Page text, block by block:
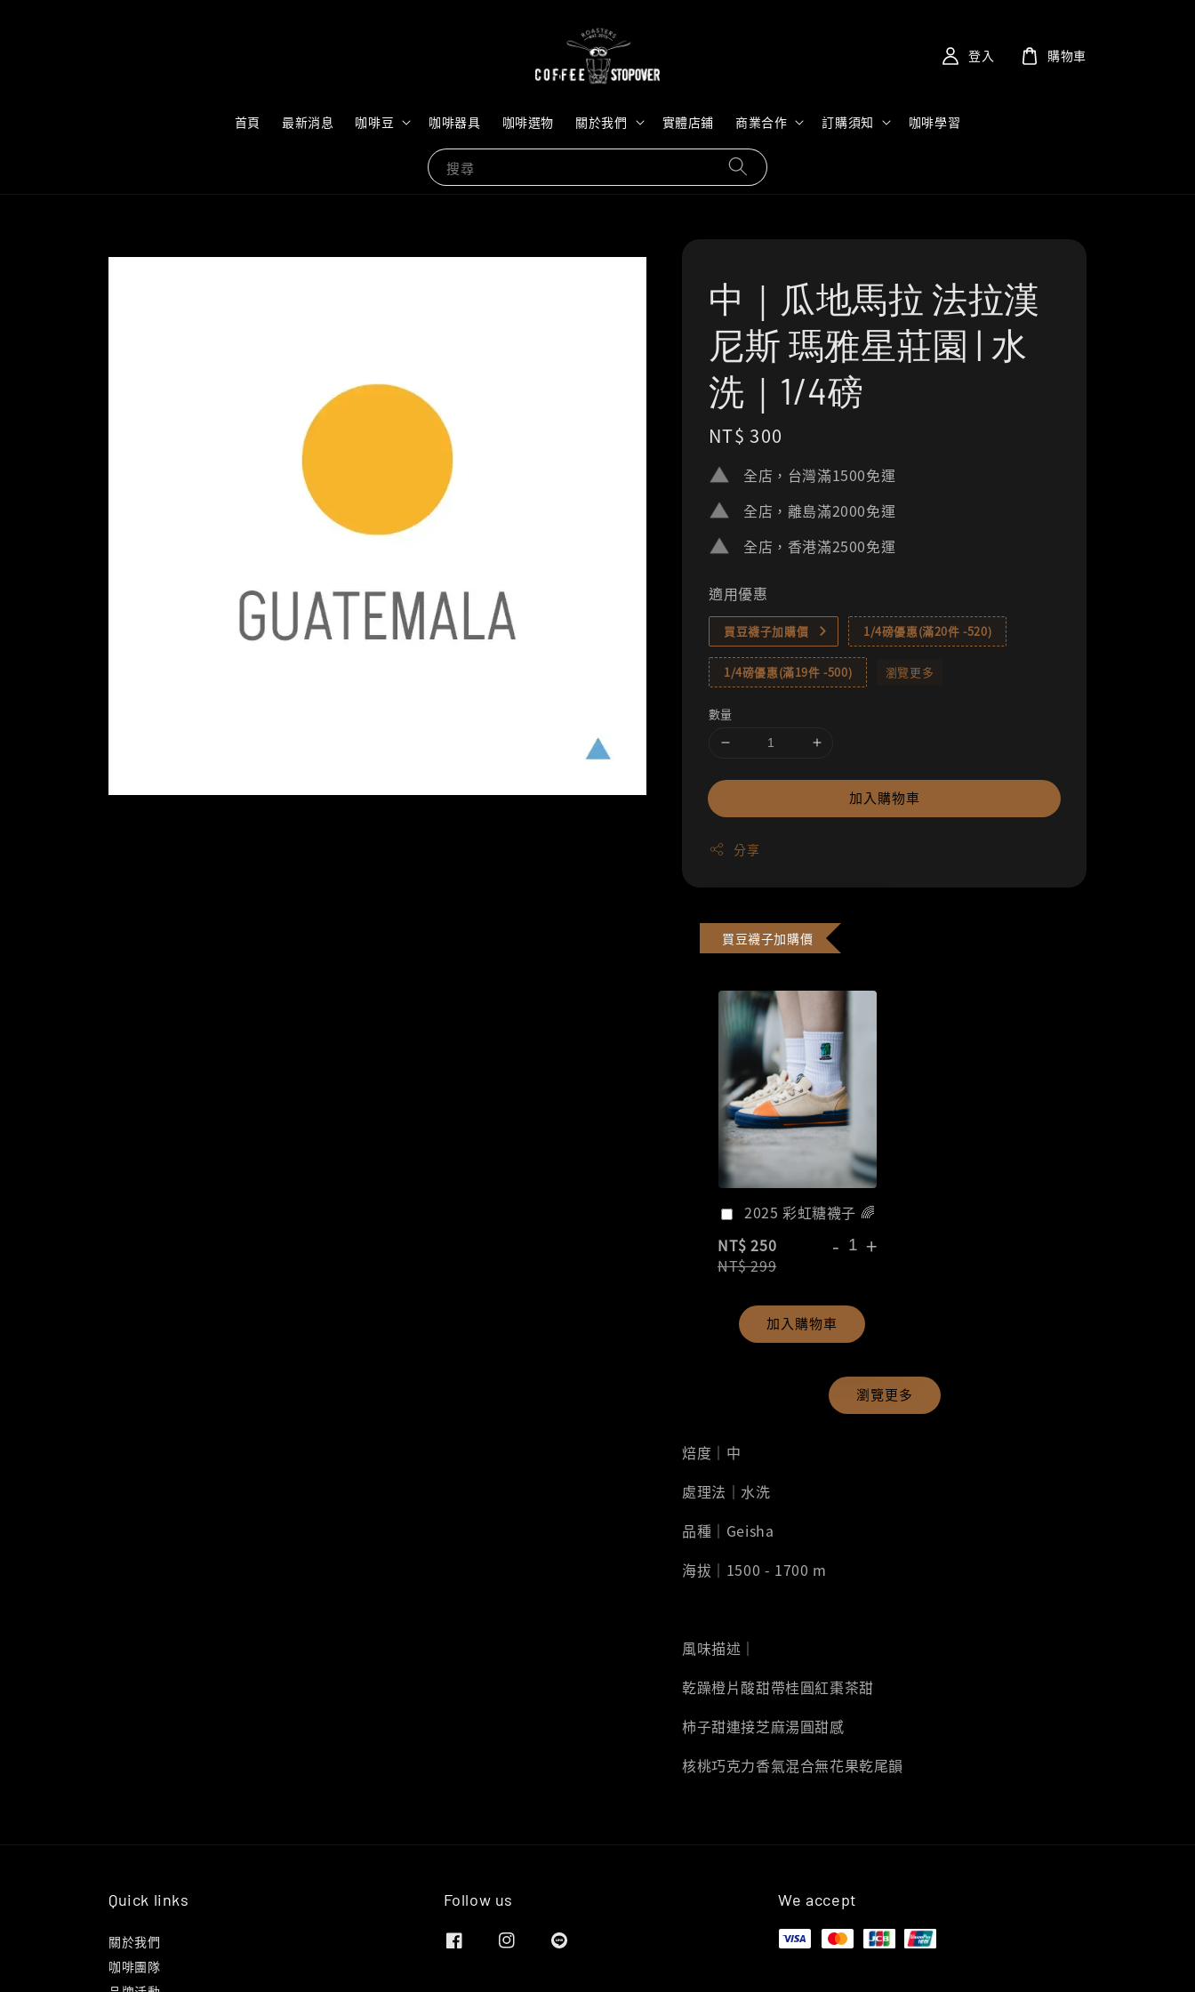
搜尋
首頁 最新消息 咖啡豆 咖啡器具 咖啡選物 關於我們 實體店鋪 商業合作 訂購須知 咖啡學習
登入 購物車
中｜瓜地馬拉 法拉漢
尼斯 瑪雅星莊園 | 水
洗｜1/4磅
Regular
price
NT$ 300
全店，台灣滿1500免運
全店，離島滿2000免運
全店，香港滿2500免運
適用優惠
買豆襪子加購價 1/4磅優惠(滿20件 -520)
1/4磅優惠(滿19件 -500) 瀏覽更多
數量
加入購物車
分享
買豆襪子加購價
2025 彩虹糖襪子 🌈
NT$ 250
NT$ 299
- +
加入購物車
瀏覽更多
焙度｜中
處理法｜水洗
品種｜Geisha
海拔｜1500 - 1700 m
風味描述｜
乾躁橙片酸甜帶桂圓紅棗茶甜
柿子甜連接芝麻湯圓甜感
核桃巧克力香氣混合無花果乾尾韻
Quick links
關於我們
咖啡團隊
Follow us We accept